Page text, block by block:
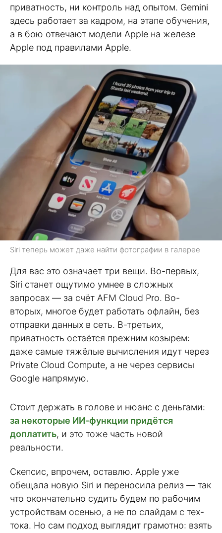
приватность, ни контроль над опытом. Gemini
здесь работает за кадром, на этапе обучения,
а в бою отвечают модели Apple на железе
Apple под правилами Apple.
Siri теперь может даже найти фотографии в галерее
Для вас это означает три вещи. Во-первых,
Siri станет ощутимо умнее в сложных
запросах — за счёт AFM Cloud Pro. Во-
вторых, многое будет работать офлайн, без
отправки данных в сеть. В-третьих,
приватность остаётся прежним козырем:
даже самые тяжёлые вычисления идут через
Private Cloud Compute, а не через сервисы
Google напрямую.
Стоит держать в голове и нюанс с деньгами:
за некоторые ИИ-функции придётся
доплатить, и это тоже часть новой
реальности.
Скепсис, впрочем, оставлю. Apple уже
обещала новую Siri и переносила релиз — так
что окончательно судить будем по рабочим
устройствам осенью, а не по слайдам с тех-
тока. Но сам подход выглядит грамотно: взять